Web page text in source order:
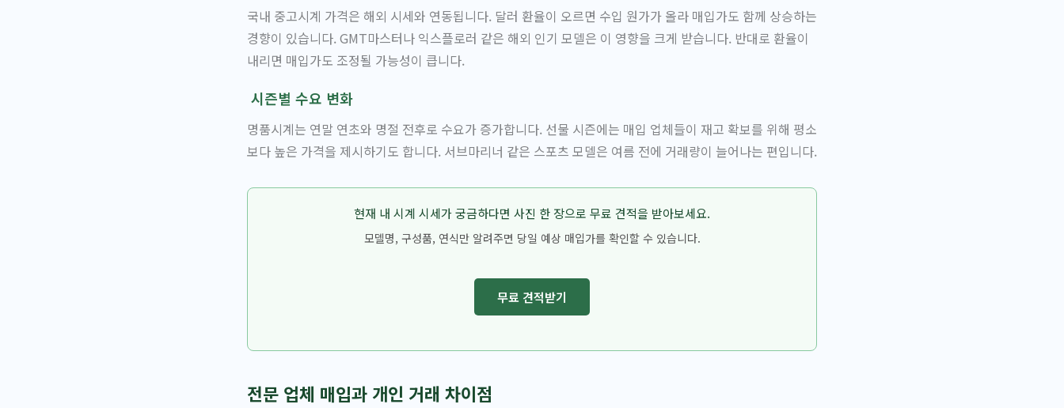
국내 중고시계 가격은 해외 시세와 연동됩니다. 달러 환율이 오르면 수입 원가가 올라 매입가도 함께 상승하는
경향이 있습니다. GMT마스터나 익스플로러 같은 해외 인기 모델은 이 영향을 크게 받습니다. 반대로 환율이
내리면 매입가도 조정될 가능성이 큽니다.
시즌별 수요 변화
명품시계는 연말 연초와 명절 전후로 수요가 증가합니다. 선물 시즌에는 매입 업체들이 재고 확보를 위해 평소
보다 높은 가격을 제시하기도 합니다. 서브마리너 같은 스포츠 모델은 여름 전에 거래량이 늘어나는 편입니다.
현재 내 시계 시세가 궁금하다면 사진 한 장으로 무료 견적을 받아보세요.
모델명, 구성품, 연식만 알려주면 당일 예상 매입가를 확인할 수 있습니다.
무료 견적받기
전문 업체 매입과 개인 거래 차이점